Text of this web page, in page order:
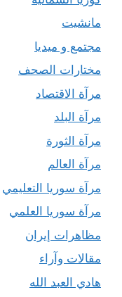
مانشيت
مجتمع و ميديا
مختارات الصحف
مرآة الاقتصاد
مرآة البلد
مرآة الثورة
مرآة العالم
مرآة سوريا التعليمي
مرآة سوريا العلمي
مظاهرات إيران
مقالات وآراء
هادي العبد الله